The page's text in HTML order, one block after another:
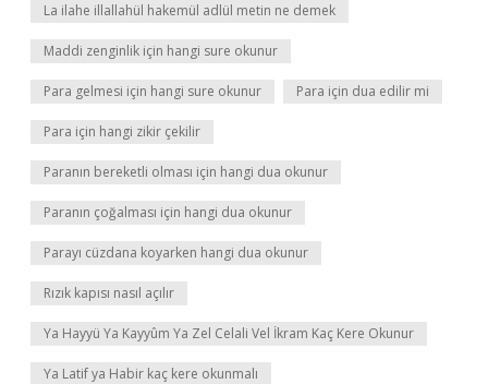
La ilahe illallahül hakemül adlül metin ne demek
Maddi zenginlik için hangi sure okunur
Para gelmesi için hangi sure okunur Para için dua edilir mi
Para için hangi zikir çekilir
Paranın bereketli olması için hangi dua okunur
Paranın çoğalması için hangi dua okunur
Parayı cüzdana koyarken hangi dua okunur
Rızık kapısı nasıl açılır
Ya Hayyü Ya Kayyûm Ya Zel Celali Vel İkram Kaç Kere Okunur
Ya Latif ya Habir kaç kere okunmalı